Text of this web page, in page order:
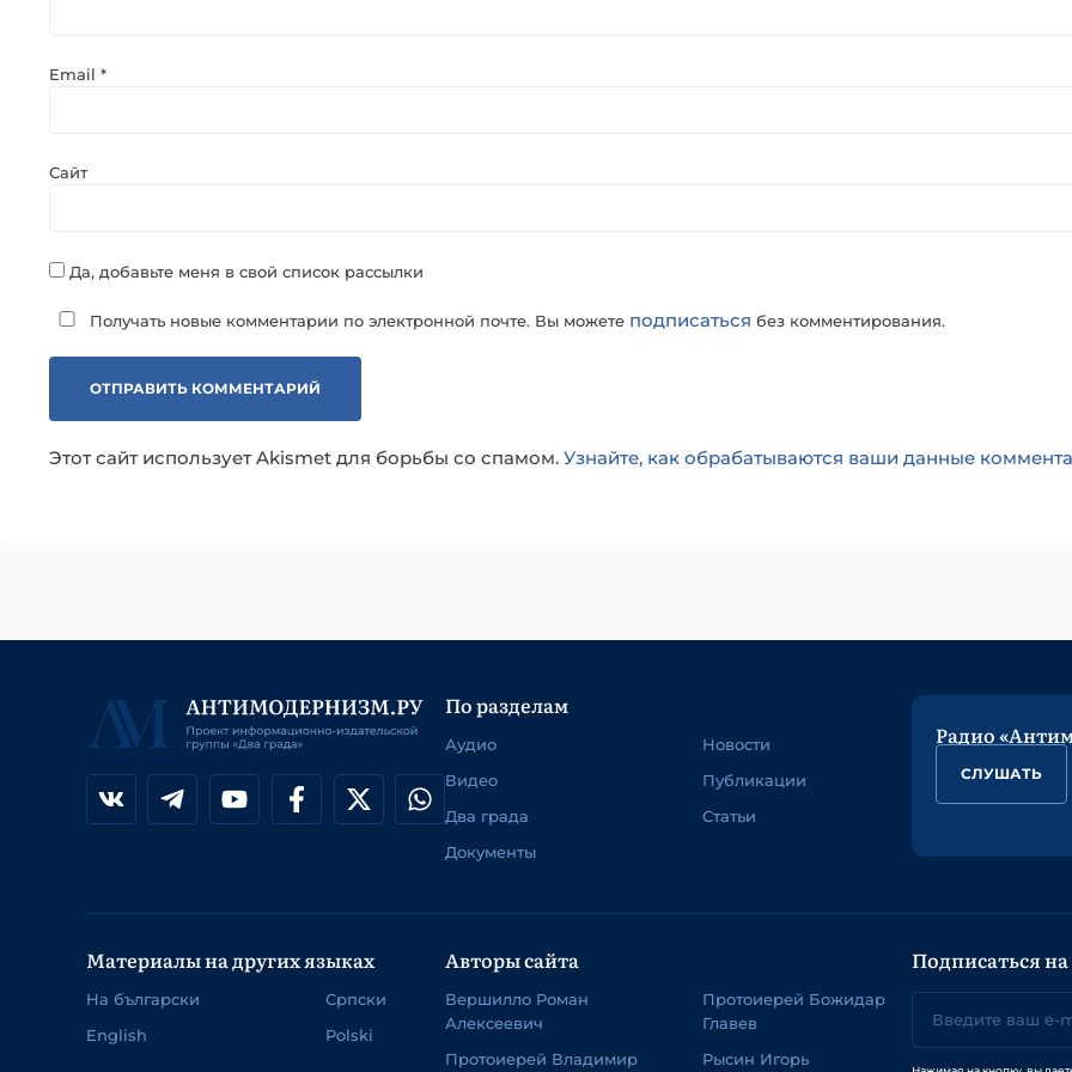
Email *
Сайт
Да, добавьте меня в свой список рассылки
Получать новые комментарии по электронной почте. Вы можете подписаться без комментирования.
Этот сайт использует Akismet для борьбы со спамом. Узнайте, как обрабатываются ваши данные
По разделам
Аудио
Видео
Два града
Документы
Новости
Публикации
Статьи
Радио
СЛУШАТЬ
Материалы на других языках
На български
English
Српски
Polski
Авторы сайта
Вершилло Роман
Алексеевич
Протоиерей Владимир
Протоиерей Божидар
Главев
Рысин Игорь
Подписаться